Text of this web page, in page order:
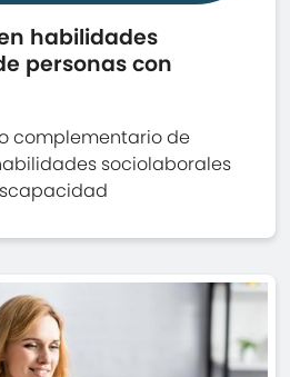
habilidades
personas con
complementario de
sociolaborales